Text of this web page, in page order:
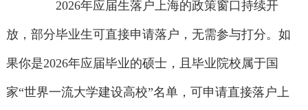
2026年应届生落户上海的政策窗口持续开
放，部分毕业生可直接申请落户，无需参与打分。如
果你是2026年应届毕业的硕士，且毕业院校属于国
家“世界一流大学建设高校”名单，可申请直接落户上